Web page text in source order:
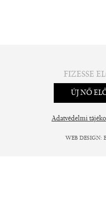
FIZESSE
ÚJ NŐ
Adatvédelmi
WEB DESIGN: